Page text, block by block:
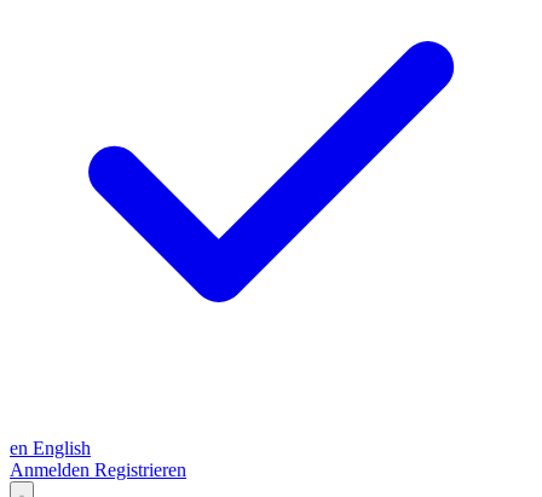
en English
Anmelden Registrieren